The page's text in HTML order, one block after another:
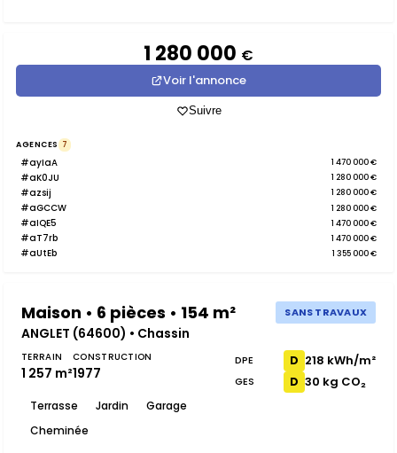
1 280 000 €
Voir l'annonce
Suivre
AGENCES 7
#ayIaA 1 470 000 €
#aK0JU 1 280 000 €
#azsij 1 280 000 €
#aGCCW 1 280 000 €
#aIQE5 1 470 000 €
#aT7rb 1 470 000 €
#aUtEb 1 355 000 €
Maison • 6 pièces • 154 m² SANS TRAVAUX
ANGLET (64600) • Chassin
TERRAIN
1 257 m²
CONSTRUCTION
1977
Terrasse Jardin
Garage
Cheminée
DPE D 218 kWh/m²
GES D 30 kg CO₂